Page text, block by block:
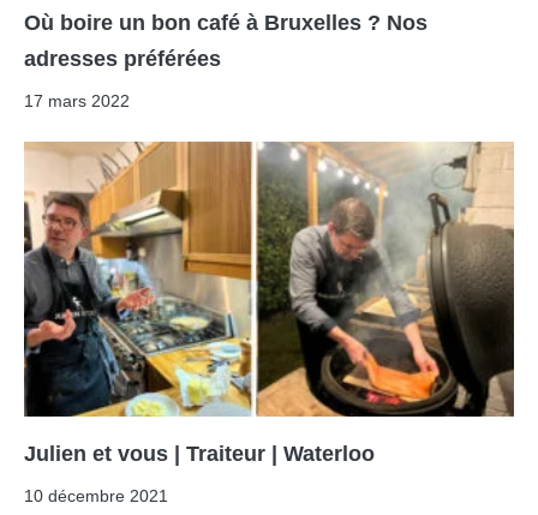
Où boire un bon café à Bruxelles ? Nos
adresses préférées
17 mars 2022
Julien et vous | Traiteur | Waterloo
10 décembre 2021